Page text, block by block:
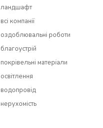
ландшафт
всi компанії
оздоблювальні роботи
благоустрій
покрівельні матеріали
освітлення
водопровід
нерухомість